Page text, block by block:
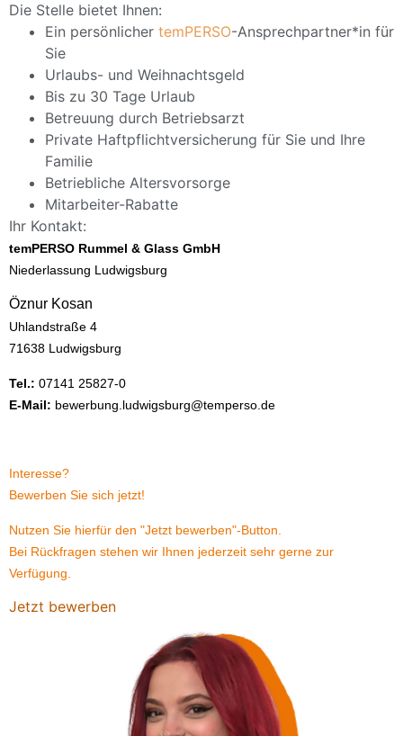
Die Stelle bietet Ihnen:
Ein persönlicher temPERSO-Ansprechpartner*in für
Sie
Urlaubs- und Weihnachtsgeld
Bis zu 30 Tage Urlaub
Betreuung durch Betriebsarzt
Private Haftpflichtversicherung für Sie und Ihre
Familie
Betriebliche Altersvorsorge
Mitarbeiter-Rabatte
Ihr Kontakt:
temPERSO Rummel & Glass GmbH
Niederlassung Ludwigsburg
Öznur Kosan
Uhlandstraße 4
71638 Ludwigsburg
Tel.: 07141 25827-0
E-Mail: bewerbung.ludwigsburg@temperso.de
Interesse?
Bewerben Sie sich jetzt!
Nutzen Sie hierfür den "Jetzt bewerben"-Button.
Bei Rückfragen stehen wir Ihnen jederzeit sehr gerne zur
Verfügung.
Jetzt bewerben